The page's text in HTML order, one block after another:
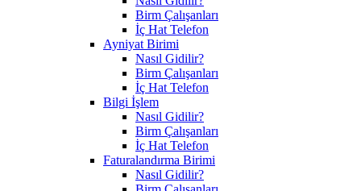
Birm Çalışanları
İç Hat Telefon
Ayniyat Birimi
Nasıl Gidilir?
Birm Çalışanları
İç Hat Telefon
Bilgi İşlem
Nasıl Gidilir?
Birm Çalışanları
İç Hat Telefon
Faturalandırma Birimi
Nasıl Gidilir?